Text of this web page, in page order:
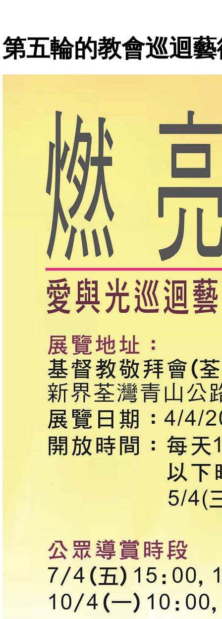
第五輪的教會巡迴